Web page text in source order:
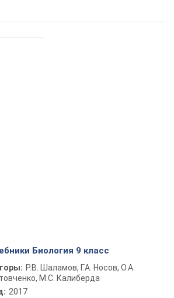
Биология 9 класс
Р.В. Шаламов, Г.А. Носов, О.А.
М.С. Калиберда
2017